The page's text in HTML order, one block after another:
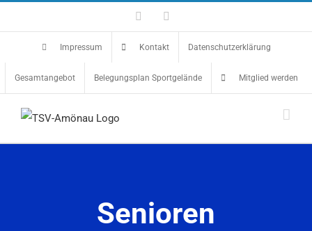
Inhalt
Facebook
Impressum Kontakt Datenschutzerklärung
Gesamtangebot Belegungsplan Sportgelände Mitglied werden
Senioren